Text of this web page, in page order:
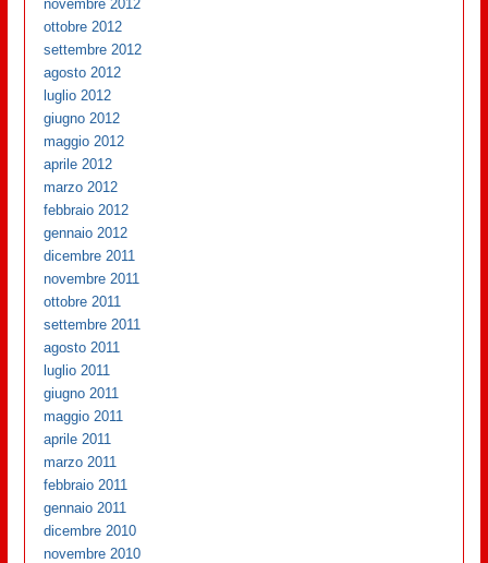
novembre 2012
ottobre 2012
settembre 2012
agosto 2012
luglio 2012
giugno 2012
maggio 2012
aprile 2012
marzo 2012
febbraio 2012
gennaio 2012
dicembre 2011
novembre 2011
ottobre 2011
settembre 2011
agosto 2011
luglio 2011
giugno 2011
maggio 2011
aprile 2011
marzo 2011
febbraio 2011
gennaio 2011
dicembre 2010
novembre 2010